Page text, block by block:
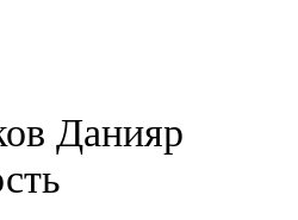
Данияр